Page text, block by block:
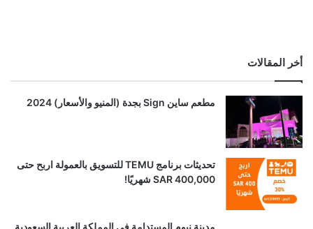
أخر المقالات
مطعم ساين Sign بجدة (المنيو والأسعار) 2024
تحديثات برنامج TEMU للتسويق بالعمولة اربح حتى
SAR 400,000 شهريًا!
مدينة نيوم المستدامة في المملكة العربية السعودية